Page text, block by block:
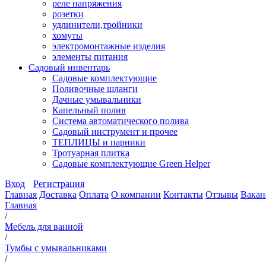
реле напряжения
розетки
удлинители,тройники
хомуты
электромонтажные изделия
элементы питания
Садовый инвентарь
Садовые комплектующие
Поливочные шланги
Дачные умывальники
Капельный полив
Система автоматического полива
Садовый инструмент и прочее
ТЕПЛИЦЫ и парники
Тротуарная плитка
Садовые комплектующие Green Helper
Вход
Регистрация
Главная Доставка Оплата О компании Контакты Отзывы
Главная
/
Мебель для ванной
/
Тумбы с умывальниками
/